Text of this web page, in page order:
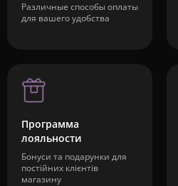
Различные способы оплаты
для вашего удобства
Программа
лояльности
Бонуси та подарунки для
постійних клієнтів
магазину